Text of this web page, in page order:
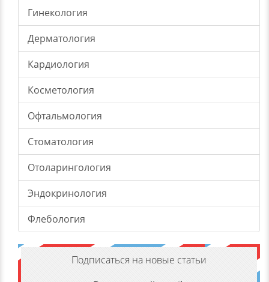
Гинекология
Дерматология
Кардиология
Косметология
Офтальмология
Стоматология
Отоларингология
Эндокринология
Флебология
Подписаться на новые статьи